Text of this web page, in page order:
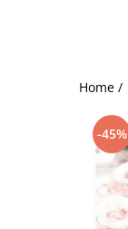
Home /
-45%